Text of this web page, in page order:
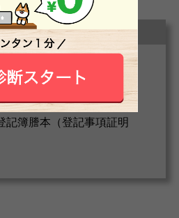
申告に必要な書類
買契約書類
の売買契約書類
など諸費用の領収書
記簿謄本（登記事項証明